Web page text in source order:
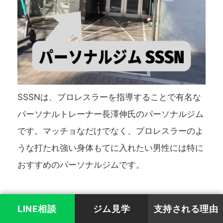
SSSNは、プロレスラーを指導することで有名な
パーソナルトレーナー長澤伸氏のパーソナルジム
です。マッチョなだけでなく、プロレスラーのよ
うな打たれ強い身体もてに入れたい男性には特に
おすすめのパーソナルジムです。
〒150-0012 東京都渋谷区広尾１丁目９−１９
LINE相談 ジム見学 支持される理由